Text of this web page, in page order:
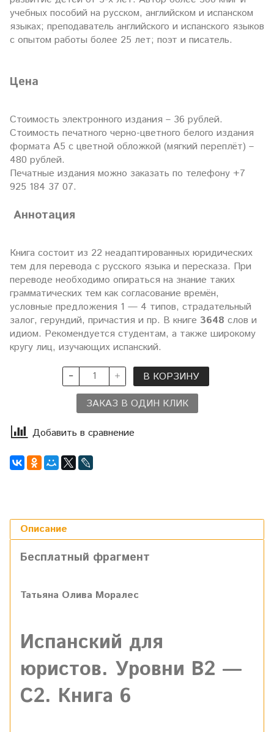
учебных пособий на русском, английском и испанском
языках; преподаватель английского и испанского языков
c опытом работы более 25 лет; поэт и писатель.
Цена
Стоимость электронного издания – 36 рублей.
Стоимость печатного черно-цветного белого издания
формата А5 с цветной обложкой (мягкий переплёт) –
480 рублей.
Печатные издания можно заказать по телефону +7
925 184 37 07.
Аннотация
Книга состоит из 22 неадаптированных юридических
тем для перевода с русского языка и пересказа. При
переводе необходимо опираться на знание таких
грамматических тем как согласование времён,
условные предложения 1 — 4 типов, страдательный
залог, герундий, причастия и пр. В книге 3648 слов и
идиом. Рекомендуется студентам, а также широкому
кругу лиц, изучающих испанский.
В КОРЗИНУ
ЗАКАЗ В ОДИН КЛИК
Добавить в сравнение
Описание
Бесплатный фрагмент
Татьяна Олива Моралес
Испанский для
юристов. Уровни В2 —
С2. Книга 6